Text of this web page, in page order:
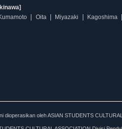
Oita Miyazaki
Kagoshima
dioperasikan oleh ASIAN STUDENTS